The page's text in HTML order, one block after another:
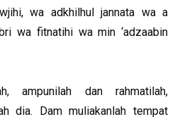
wa adkhilhul jannata wa a
wa fitnatihi wa min ‘adzaabin
ampunilah dan rahmatilah,
dia. Dam muliakanlah tempat